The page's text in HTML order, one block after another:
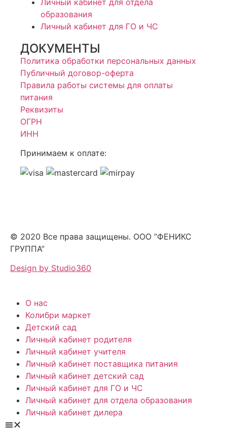
образования
Личный кабинет для ГО и ЧС
ДОКУМЕНТЫ
Политика обработки персональных данных
Публичный договор-оферта
Правила работы системы для оплаты
питания
Реквизиты
ОГРН
ИНН
Принимаем к оплате:
© 2020 Все права защищены. ООО ”ФЕНИКС
ГРУППА”
Design by Studio360
О нас
Колибри маркет
Детский сад
Личный кабинет родителя
Личный кабинет учителя
Личный кабинет поставщика питания
Личный кабинет детский сад
Личный кабинет для ГО и ЧС
Личный кабинет для отдела образования
Личный кабинет дилера